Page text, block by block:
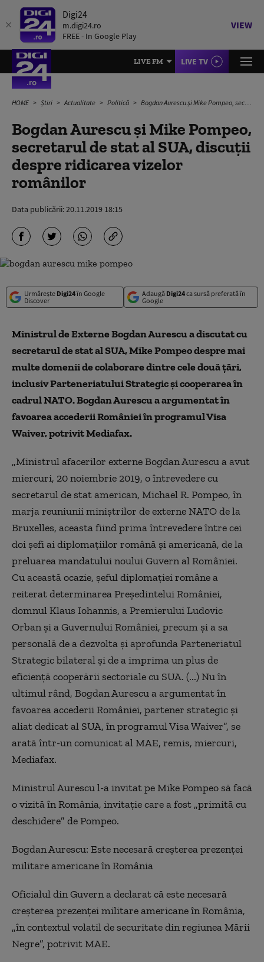
Digi24
m.digi24.ro
FREE - In Google Play
VIEW
LIVE FM LIVE TV
HOME Știri Actualitate Politică Bogdan Aurescu și Mike Pompeo, secretarul de stat al SUA, discuții despre ridicarea vizelor românilor
Bogdan Aurescu și Mike Pompeo,
secretarul de stat al SUA, discuții
despre ridicarea vizelor
românilor
Data publicării:20.11.2019 18:15
Urmărește Digi24în Google
Discover
Adaugă Digi24ca sursă preferată în
Google
Ministrul de Externe Bogdan Aurescu a discutat cu
secretarul de stat al SUA, Mike Pompeo despre mai
multe domenii de colaborare dintre cele două țări,
inclusiv Parteneriatului Strategic și cooperarea în
cadrul NATO. Bogdan Aurescu a argumentat în
favoarea accederii României în programul Visa
Waiver, potrivit Mediafax.
„Ministrul afacerilor externe Bogdan Aurescu a avut
miercuri, 20 noiembrie 2019, o întrevedere cu
secretarul de stat american, Michael R. Pompeo, în
marja reuniunii miniștrilor de externe NATO de la
Bruxelles, aceasta fiind prima întrevedere între cei
doi șefi ai diplomațiilor română și americană, de la
preluarea mandatului noului Guvern al României.
Cu această ocazie, șeful diplomației române a
reiterat determinarea Președintelui României,
domnul Klaus Iohannis, a Premierului Ludovic
Orban și a Guvernului României, precum și a sa
personală de a dezvolta și aprofunda Parteneriatul
Strategic bilateral și de a imprima un plus de
eficiență cooperării sectoriale cu SUA. (...) Nu în
ultimul rând, Bogdan Aurescu a argumentat în
favoarea accederii României, partener strategic și
aliat dedicat al SUA, în programul Visa Waiver”, se
arată într-un comunicat al MAE, remis, miercuri,
Mediafax.
Ministrul Aurescu l-a invitat pe Mike Pompeo să facă
o vizită în România, invitație care a fost „primită cu
deschidere” de Pompeo.
Bogdan Aurescu: Este necesară creșterea prezenţei
militare americane în România
Oficialul din Guvern a declarat că este necesară
creșterea prezenţei militare americane în România,
„în contextul volatil de securitate din regiunea Mării
Negre”, potrivit MAE.